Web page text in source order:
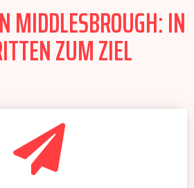
MIDDLESBROUGH: IN
ZUM ZIEL